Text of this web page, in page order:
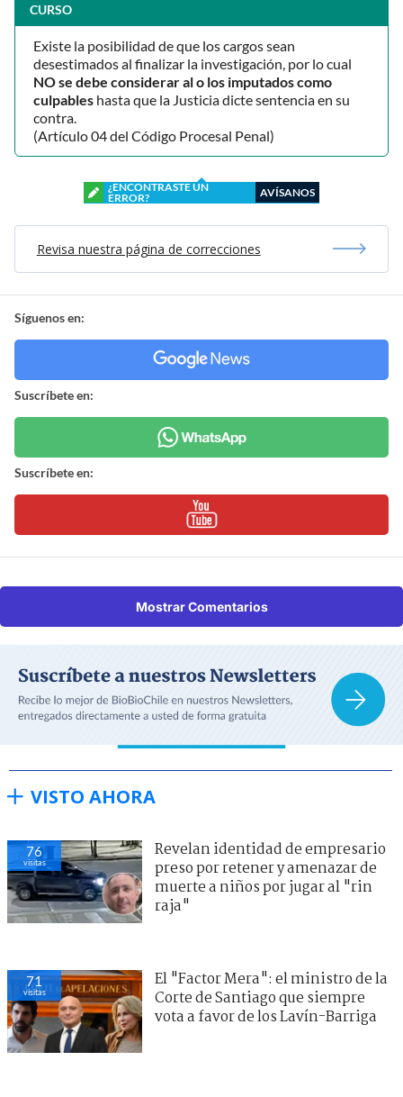
CURSO
Existe la posibilidad de que los cargos sean
desestimados al finalizar la investigación, por lo cual
NO se debe considerar al o los imputados como
culpables hasta que la Justicia dicte sentencia en su
contra.
(Artículo 04 del Código Procesal Penal)
¿ENCONTRASTE UN
ERROR?
AVÍSANOS
Revisa nuestra página de correcciones
Síguenos en:
Suscríbete en:
Suscríbete en:
Mostrar Comentarios
VISTO AHORA
76
visitas
Revelan identidad de empresario
preso por retener y amenazar de
muerte a niños por jugar al "rin
raja"
71
visitas
El "Factor Mera": el ministro de la
Corte de Santiago que siempre
vota a favor de los Lavín-Barriga